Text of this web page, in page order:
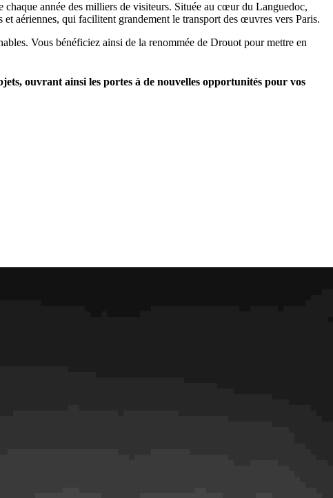
année des milliers de visiteurs. Située au cœur du Languedoc,
aériennes, qui facilitent grandement le transport des œuvres vers Paris.
Vous bénéficiez ainsi de la renommée de Drouot pour mettre en
ouvrant ainsi les portes à de nouvelles opportunités pour vos